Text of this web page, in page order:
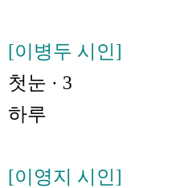
[이병두 시인]
첫눈 · 3
하루
[이영지 시인]